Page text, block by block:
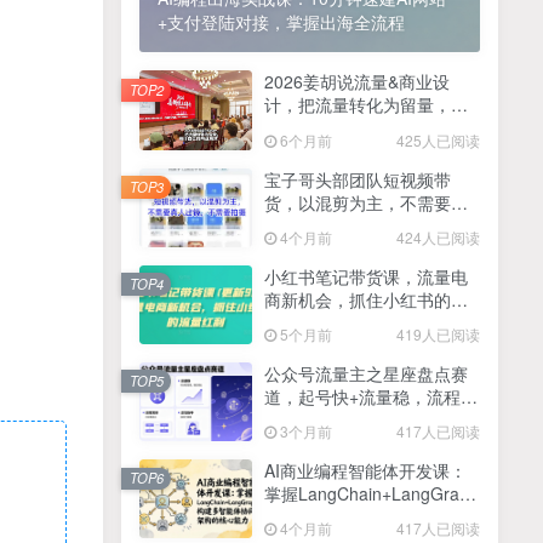
2025最新零撸项目，一部手机就可以操作，20秒一单，零投入纯薅羊毛，无门槛，一天200+【揭秘】
5 线上陪伴项目玩法，聊聊天就有收益的项目，一个月收益5000+
6 全网首发！答案之书网页版，全新玩法，搭配文档和网页，日入1k+零门槛小白首选副业
7 25年7月小红书女粉新玩法，公域转私域变现，日轻松变现2张+，5分钟简单复制好上手
8 情趣内衣暴利玩法，冷门赛道，日入1k+
9 在家就能做的项目，一天轻松300+，操作简单上手快
10 2025年百家号AI图文掘金，手机操作单号月入4-5位数，低门槛【附指令+工具】
抖音情感文案项目玩法，单月涨粉3000+，新手小白也能做
+支付登陆对接，掌握出海全流程
2026姜胡说流量&商业设
计，把流量转化为留量，设
6个月前 425人已阅读
TOP2
宝子哥头部团队短视频带
货，以混剪为主，不需要真
26年3月】
4个月前 424人已阅读
TOP3
小红书笔记带货课，流量电
商新机会，抓住小红书的流
5个月前 419人已阅读
TOP4
公众号流量主之星座盘点赛
道，起号快+流量稳，流程简
3个月前 417人已阅读
TOP5
AI商业编程智能体开发课：
掌握LangChain+LangGraph
4个月前 417人已阅读
TOP6